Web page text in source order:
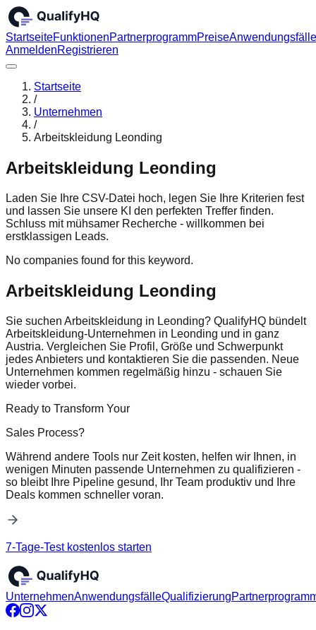
StartseiteFunktionenPartnerprogrammPreiseAnwendungsfälle
AnmeldenRegistrieren
Startseite
/
Unternehmen
/
Arbeitskleidung Leonding
Arbeitskleidung Leonding
Laden Sie Ihre CSV-Datei hoch, legen Sie Ihre Kriterien fest
und lassen Sie unsere KI den perfekten Treffer finden.
Schluss mit mühsamer Recherche - willkommen bei
erstklassigen Leads.
No companies found for this keyword.
Arbeitskleidung Leonding
Sie suchen Arbeitskleidung in Leonding? QualifyHQ bündelt
Arbeitskleidung-Unternehmen in Leonding und in ganz
Austria. Vergleichen Sie Profil, Größe und Schwerpunkt
jedes Anbieters und kontaktieren Sie die passenden. Neue
Unternehmen kommen regelmäßig hinzu - schauen Sie
wieder vorbei.
Ready to Transform Your
Sales Process?
Während andere Tools nur Zeit kosten, helfen wir Ihnen, in
wenigen Minuten passende Unternehmen zu qualifizieren -
so bleibt Ihre Pipeline gesund, Ihr Team produktiv und Ihre
Deals kommen schneller voran.
7-Tage-Test kostenlos starten
UnternehmenAnwendungsfälleQualifizierung